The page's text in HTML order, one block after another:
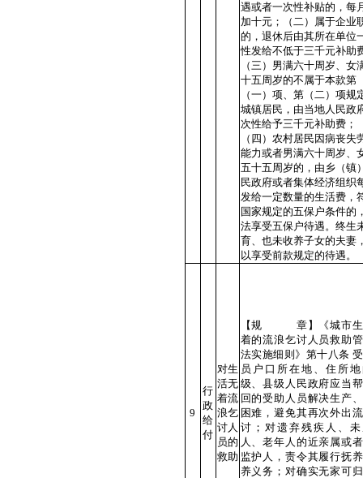
遇或者一次性补贴的，每
加十元；（二）属于企业
的，退休后由其所在单位
性发给不低于三千元补助
（三）男满六十周岁、女
十五周岁的不属于本款第
（一）项、第（二）项规
城镇居民，由当地人民政
次性给予三千元补助费；
（四）农村居民因病丧失
能力或者男满六十周岁、
五十五周岁的，由乡（镇
民政府或者集体经济组织
发给一定数量的生活费，
国家规定的五保户条件的
法享受五保户待遇。终生
育、也未收养子女的夫妻
以享受前款规定的待遇。
9
行
政
给
付
对生
活无
着流
浪乞
讨人
员的
救助
【规 章】《城市生
着的流浪乞讨人员救助
法实施细则》第十八条
员户口所在地、住所
级、县级人民政府应当
回的受助人员解决生产
困难，避免其再次外出
讨；对遗弃残疾人、
人、老年人的近亲属或
监护人，责令其履行抚
养义务；对确实无家可